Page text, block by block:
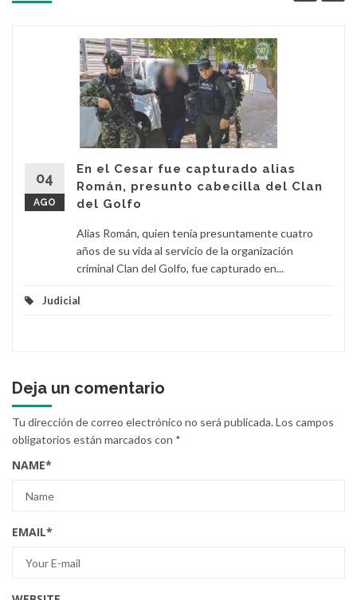
04
AGO
En el Cesar fue capturado alias
Román, presunto cabecilla del Clan
del Golfo
Alias Román, quien tenía presuntamente cuatro
años de su vida al servicio de la organización
criminal Clan del Golfo, fue capturado en...
Judicial
Deja un comentario
Tu dirección de correo electrónico no será publicada.Los campos
obligatorios están marcados con *
NAME*
EMAIL*